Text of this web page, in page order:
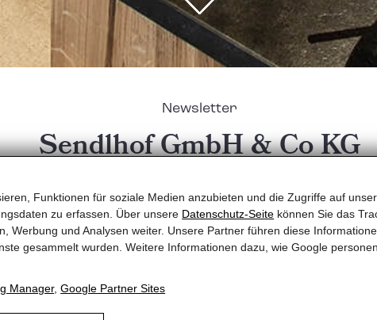
Funktionen für soziale Medien anzubieten und die Zugriffe auf
zu erfassen. Über unsere Datenschutz-Seite können Sie das
Werbung und Analysen weiter. Unsere Partner führen diese
gesammelt wurden. Weitere Informationen dazu, wie Google
Manager,Google Partner Sites
Newsletter
Sendlhof GmbH & Co KG
4* Hotel Sendlhof Newsletter an. Gründe dafür